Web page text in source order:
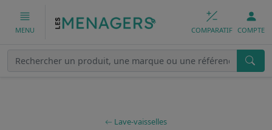
MENU COMPARATIF COMPTE
Lave-vaisselles